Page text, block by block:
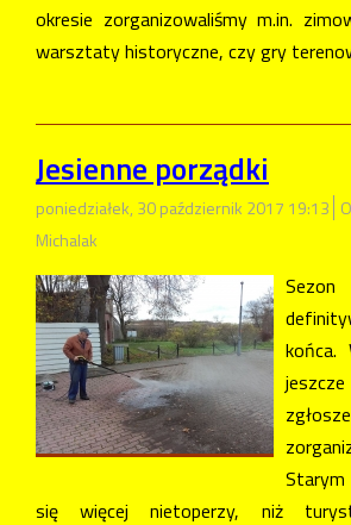
okresie zorganizowaliśmy m.in.
warsztaty historyczne, czy gry
Jesienne porządki
poniedziałek, 30 październik 2017 19:13
Michalak
końca.
się więcej nietoperzy, niż